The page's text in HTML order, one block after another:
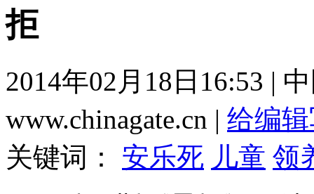
拒
2014年02月18日16:53 |
www.chinagate.cn | 给编
关键词：
安乐死 儿童 领